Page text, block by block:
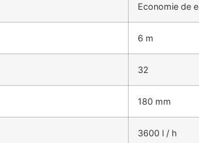
Economie de
6 m
32
180 mm
3600 l / h